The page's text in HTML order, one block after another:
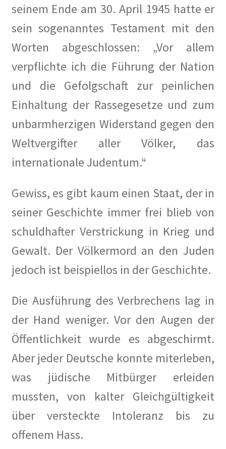
seinem Ende am 30. April 1945 hatte er
sein sogenanntes Testament mit den
Worten abgeschlossen: „Vor allem
verpflichte ich die Führung der Nation
und die Gefolgschaft zur peinlichen
Einhaltung der Rassegesetze und zum
unbarmherzigen Widerstand gegen den
Weltvergifter aller Völker, das
internationale Judentum.“
Gewiss, es gibt kaum einen Staat, der in
seiner Geschichte immer frei blieb von
schuldhafter Verstrickung in Krieg und
Gewalt. Der Völkermord an den Juden
jedoch ist beispiellos in der Geschichte.
Die Ausführung des Verbrechens lag in
der Hand weniger. Vor den Augen der
Öffentlichkeit wurde es abgeschirmt.
Aber jeder Deutsche konnte miterleben,
was jüdische Mitbürger erleiden
mussten, von kalter Gleichgültigkeit
über versteckte Intoleranz bis zu
offenem Hass.